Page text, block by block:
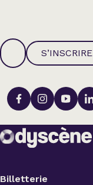
S’INSCRIRE
Billetterie